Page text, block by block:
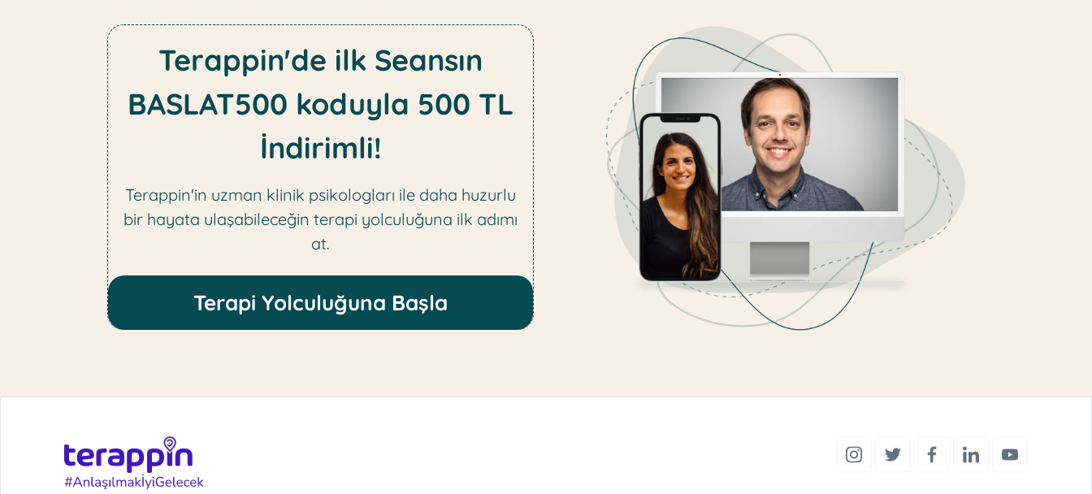
Terappin'de ilk Seansın
BASLAT500 koduyla 500 TL
İndirimli!
Terappin'in uzman klinik psikologları ile daha huzurlu
bir hayata ulaşabileceğin terapi yolculuğuna ilk adımı
at.
Terapi Yolculuğuna Başla